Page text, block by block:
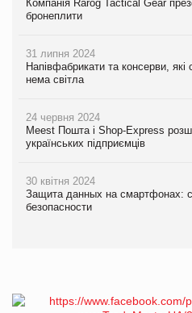
Компанія Rarog Tactical Gear
бронеплити
31 липня 2024
Напівфабрикати та консерви, які
нема світла
24 червня 2024
Meest Пошта і Shop-Express
українських підприємців
30 квітня 2024
Защита данных на смартфонах:
безопасности